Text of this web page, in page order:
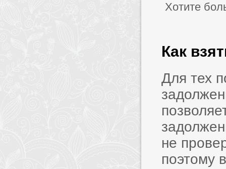
Хотите
Как
Для тех
не
поэтому